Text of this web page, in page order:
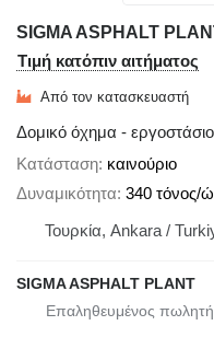
SIGMA ASPHALT
Τιμή κατόπιν αιτήματος
Από τον κατασκευαστή
Δομικό όχημα -
Κατάσταση καινούριο
Δυναμικότητα 340 τόνος/
Τουρκία, Ankara /
SIGMA ASPHALT PLANT